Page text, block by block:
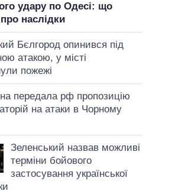
удару по Одесі: що
наслідки
Бєлгород опинився під
атакою, у місті
пожежі
передала рф пропозицію
на атаки в Чорному
Зеленський назвав можливі
терміни бойового
застосування української